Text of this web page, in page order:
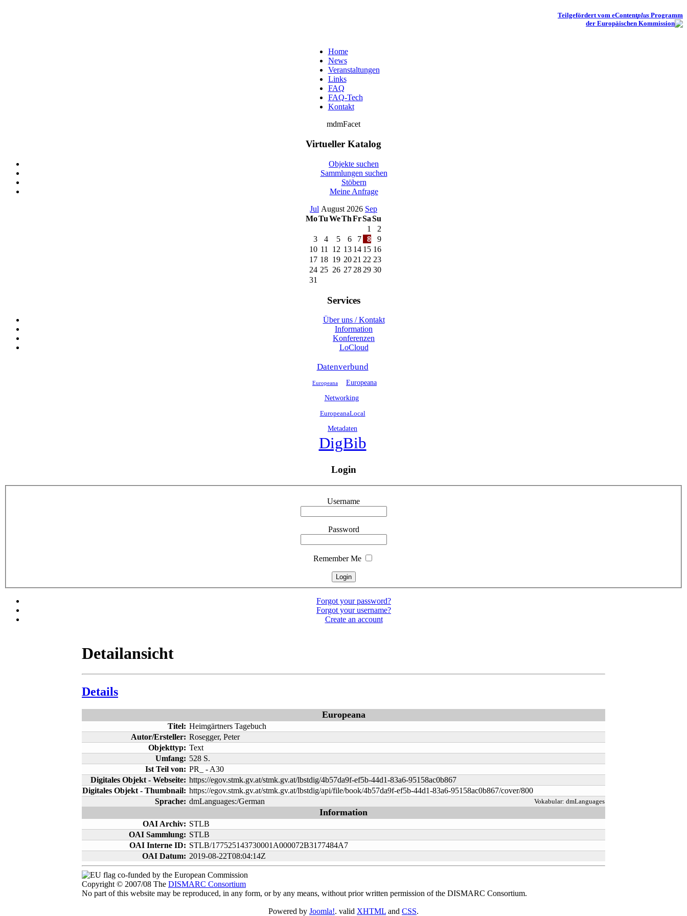
Teilgefördert vom eContentplus Programm
der Europäischen Kommission
Home
News
Veranstaltungen
Links
FAQ
FAQ-Tech
Kontakt
mdmFacet
Virtueller Katalog
Objekte suchen
Sammlungen suchen
Stöbern
Meine Anfrage
Jul August 2026 Sep
MoTuWeThFrSaSu
1
2
3
4 5 6 7 8
9
10 11 12 13 14 15 16
17 18 19 20 21 22 23
24 25 26 27 28 29 30
31
Services
Über uns / Kontakt
Information
Konferenzen
LoCloud
Datenverbund
Europeana
Europeana
Networking
EuropeanaLocal
Metadaten
DigBib
Login
Username
Password
Remember Me
Forgot your password?
Forgot your username?
Create an account
Detailansicht
Details
Europeana
Titel: Heimgärtners Tagebuch
Autor/Ersteller: Rosegger, Peter
Objekttyp: Text
Umfang: 528 S.
Ist Teil von: PR_ - A30
Digitales Objekt - Webseite: https://egov.stmk.gv.at/stmk.gv.at/lbstdig/4b57da9f-ef5b-44d1-83a6-95158ac0b867
Digitales Objekt - Thumbnail: https://egov.stmk.gv.at/stmk.gv.at/lbstdig/api/file/book/4b57da9f-ef5b-44d1-83a6-95158ac0b867/cover/800
Sprache: dmLanguages:/German Vokabular: dmLanguages
Information
OAI Archiv: STLB
OAI Sammlung: STLB
OAI Interne ID: STLB/177525143730001A000072B3177484A7
OAI Datum: 2019-08-22T08:04:14Z
co-funded by the European Commission
Copyright © 2007/08 The DISMARC Consortium
No part of this website may be reproduced, in any form, or by any means, without prior written permission of the DISMARC Consortium.
Powered by Joomla!. valid XHTML and CSS.